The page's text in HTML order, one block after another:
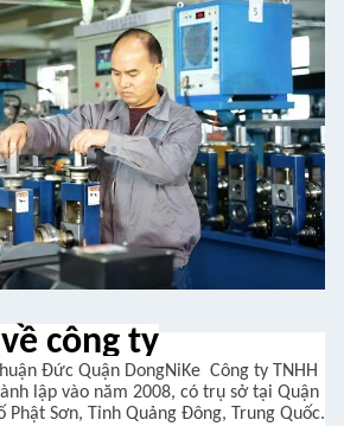
công ty
Đức Quận DongNiKe Công ty TNHH
lập vào năm 2008, có trụ sở tại Quận
Phật Sơn, Tỉnh Quảng Đông, Trung Quốc.